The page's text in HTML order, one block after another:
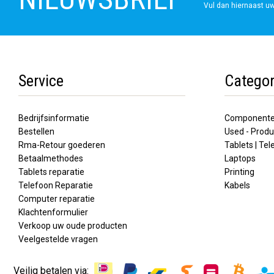
Vul dan hiernaast
Service
Bedrijfsinformatie
Bestellen
Rma-Retour goederen
Betaalmethodes
Tablets reparatie
Telefoon Reparatie
Computer reparatie
Klachtenformulier
Verkoop uw oude producten
Veelgestelde vragen
Used -
Tablets |
Laptops
Printing
Kabels
Veilig betalen via: